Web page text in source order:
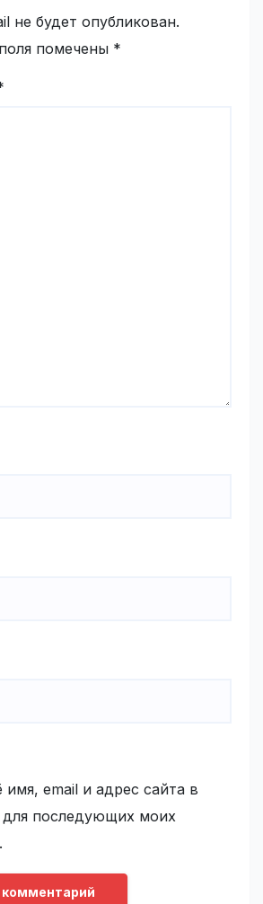
не будет опубликован.
помечены *
email и адрес сайта в
для последующих моих